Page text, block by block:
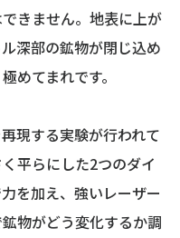
きません。地表に上が
深部の鉱物が閉じ込め
めてまれです。
現する実験が行われて
平らにした2つのダイ
を加え、強いレーザー
物がどう変化するか調